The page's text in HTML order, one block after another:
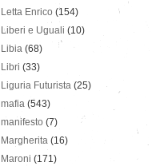
Letta Enrico (154)
Liberi e Uguali (10)
Libia (68)
Libri (33)
Liguria Futurista (25)
mafia (543)
manifesto (7)
Margherita (16)
Maroni (171)